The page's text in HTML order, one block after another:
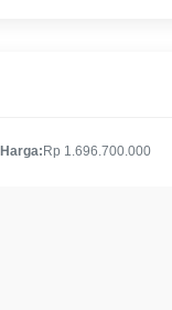
Harga: Rp 1.696.700.000